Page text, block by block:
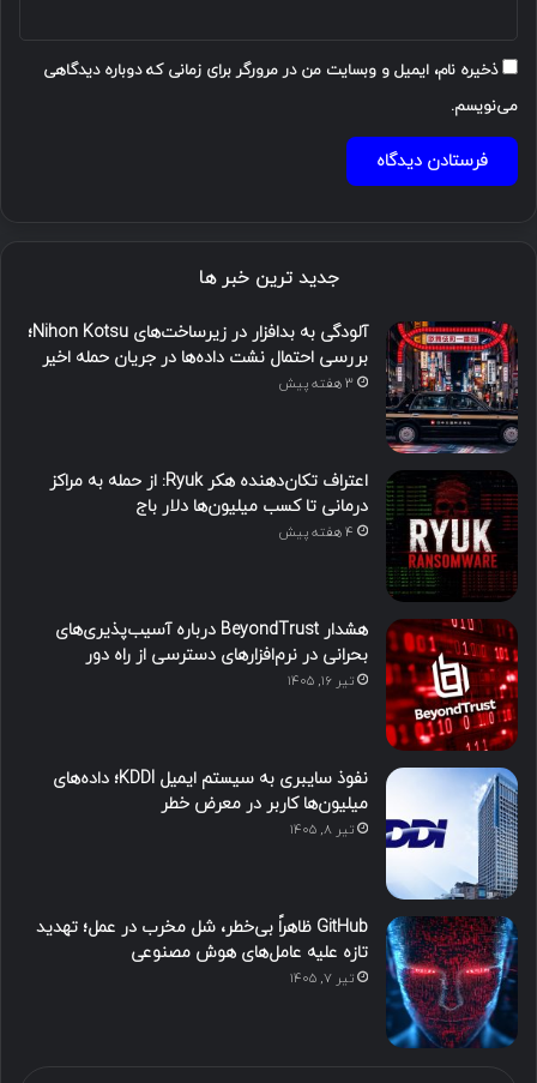
ذخیره نام، ایمیل و وبسایت من در مرورگر برای زمانی که دوباره دیدگاهی
می‌نویسم.
جدید ترین خبر ها
آلودگی به بدافزار در زیرساخت‌های Nihon Kotsu؛
بررسی احتمال نشت داده‌ها در جریان حمله اخیر
3 هفته پیش
اعتراف تکان‌دهنده هکر Ryuk: از حمله به مراکز
درمانی تا کسب میلیون‌ها دلار باج
4 هفته پیش
هشدار BeyondTrust درباره آسیب‌پذیری‌های
بحرانی در نرم‌افزارهای دسترسی از راه دور
تیر ۱۶, ۱۴۰۵
نفوذ سایبری به سیستم ایمیل KDDI؛ داده‌های
میلیون‌ها کاربر در معرض خطر
تیر ۸, ۱۴۰۵
GitHub ظاهراً بی‌خطر، شل مخرب در عمل؛ تهدید
تازه علیه عامل‌های هوش مصنوعی
تیر ۷, ۱۴۰۵